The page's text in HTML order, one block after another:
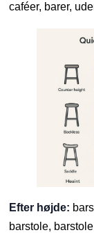
caféer, barer,
Efter højde:
barstole,